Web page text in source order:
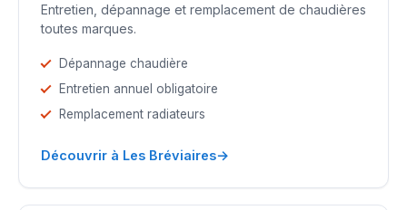
Entretien, dépannage et remplacement de chaudières
toutes marques.
Dépannage chaudière
Entretien annuel obligatoire
Remplacement radiateurs
Découvrir à Les Bréviaires→